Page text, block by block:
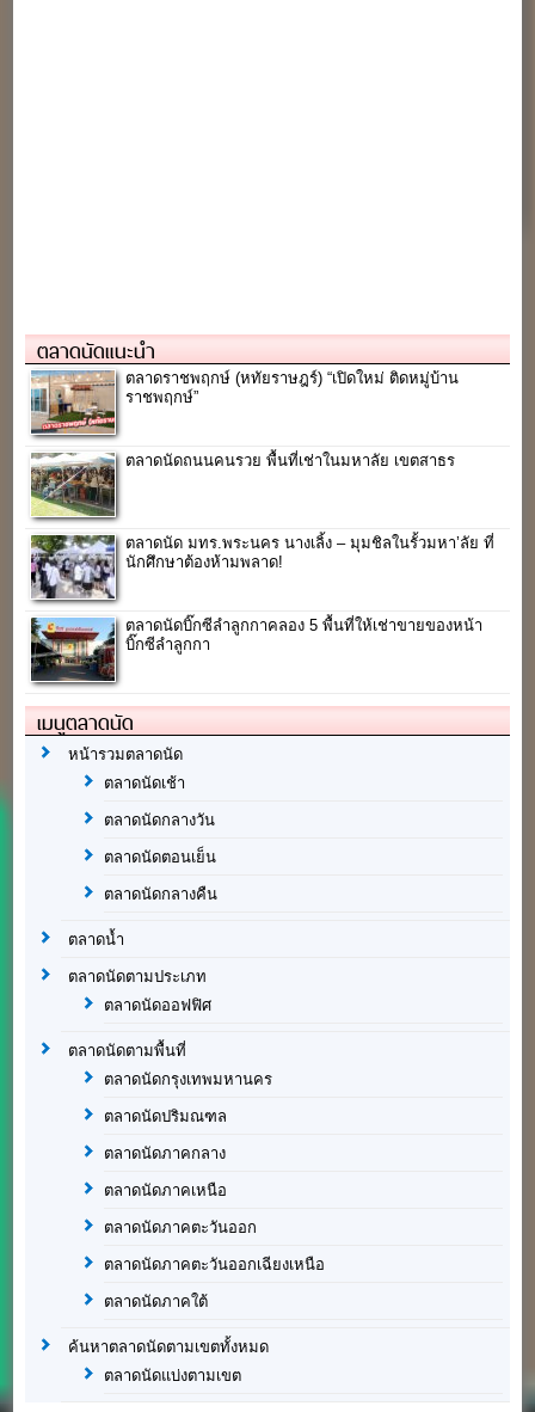
ตลาดนัดแนะนำ
ตลาดราชพฤกษ์ (หทัยราษฎร์) “เปิดใหม่ ติดหมู่บ้าน
ราชพฤกษ์”
ตลาดนัดถนนคนรวย พื้นที่เช่าในมหาลัย เขตสาธร
ตลาดนัด มทร.พระนคร นางเลิ้ง – มุมชิลในรั้วมหา’ลัย ที่
นักศึกษาต้องห้ามพลาด!
ตลาดนัดบิ๊กซีลำลูกกาคลอง 5 พื้นที่ให้เช่าขายของหน้า
บิ๊กซีลำลูกกา
เมนูตลาดนัด
หน้ารวมตลาดนัด
ตลาดนัดเช้า
ตลาดนัดกลางวัน
ตลาดนัดตอนเย็น
ตลาดนัดกลางคืน
ตลาดน้ำ
ตลาดนัดตามประเภท
ตลาดนัดออฟฟิศ
ตลาดนัดตามพื้นที่
ตลาดนัดกรุงเทพมหานคร
ตลาดนัดปริมณฑล
ตลาดนัดภาคกลาง
ตลาดนัดภาคเหนือ
ตลาดนัดภาคตะวันออก
ตลาดนัดภาคตะวันออกเฉียงเหนือ
ตลาดนัดภาคใต้
ค้นหาตลาดนัดตามเขตทั้งหมด
ตลาดนัดแบ่งตามเขต